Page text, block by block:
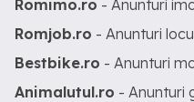
Romimo.ro - Anunturi
Romjob.ro - Anunturi
Bestbike.ro - Anunturi
Animalutul.ro - Anunturi